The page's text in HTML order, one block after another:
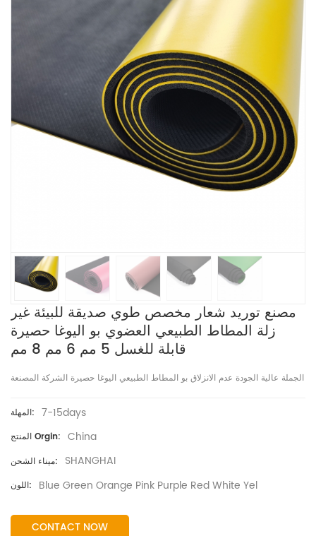
مصنع توريد شعار مخصص طوي صديقة للبيئة غير
زلة المطاط الطبيعي العضوي بو اليوغا حصيرة
قابلة للغسل 5 مم 6 مم 8 مم
الجملة عالية الجودة عدم الانزلاق بو المطاط الطبيعي اليوغا حصيرة الشركة المصنعة
المهلة: 7-15days
المنتج Orgin: China
ميناء الشحن: SHANGHAI
اللون: Blue Green Orange Pink Purple Red White Yel
CONTACT NOW